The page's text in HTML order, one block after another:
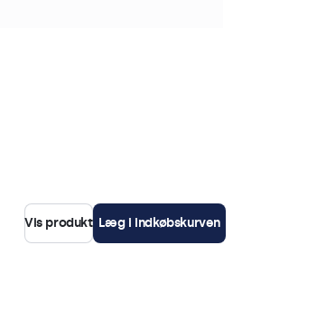
Vis produkt Læg i indkøbskurven